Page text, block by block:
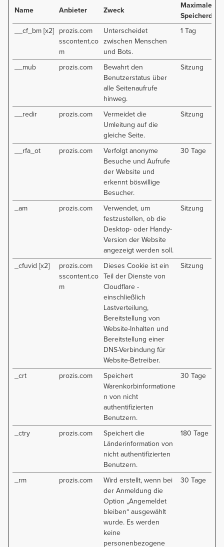
Name Anbieter Zweck
Maximale
__cf_bm [x2]
prozis.com
sscontent.co
m
Unterscheidet
zwischen Menschen
und Bots.
1 Tag
__mub prozis.com
Bewahrt den
Benutzerstatus über
alle Seitenaufrufe
hinweg.
Sitzung
__redir prozis.com
Vermeidet die
Umleitung auf die
gleiche Seite.
Sitzung
__rfa_ot prozis.com
Verfolgt anonyme
Besuche und Aufrufe
der Website und
erkennt böswillige
Besucher.
30 Tage
_am prozis.com
Verwendet, um
festzustellen, ob die
Desktop- oder Handy-
Version der Website
angezeigt werden soll.
Sitzung
_cfuvid [x2]
prozis.com
sscontent.co
m
Dieses Cookie ist ein
Teil der Dienste von
Cloudflare -
einschließlich
Lastverteilung,
Bereitstellung von
Website-Inhalten und
Bereitstellung einer
DNS-Verbindung für
Website-Betreiber.
Sitzung
_crt prozis.com
Speichert
Warenkorbinformatione
n von nicht
authentifizierten
Benutzern.
30 Tage
_ctry prozis.com
Speichert die
Länderinformation von
nicht authentifizierten
Benutzern.
180 Tage
_rm prozis.com
Wird erstellt, wenn bei
der Anmeldung die
Option „Angemeldet
bleiben“ ausgewählt
wurde. Es werden
keine
personenbezogene
30 Tage